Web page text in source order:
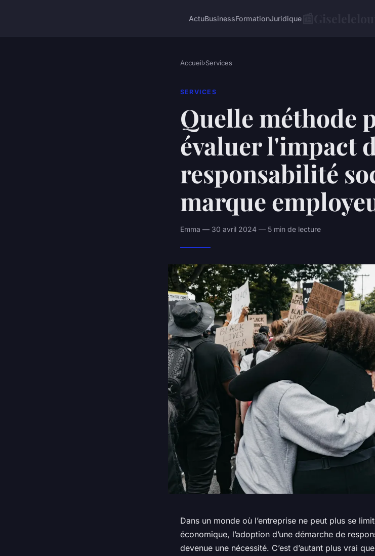
ActuBusinessFormationJuridique
Accueil›Services
SERVICES
Quelle méthode
évaluer l'impact
responsabilité
marque
Emma — 30 avril 2024 — 5 min de lecture
Dans un monde où l’entreprise ne peut plus se
économique, l’adoption d’une démarche de
devenue une nécessité. C’est d’autant plus vrai